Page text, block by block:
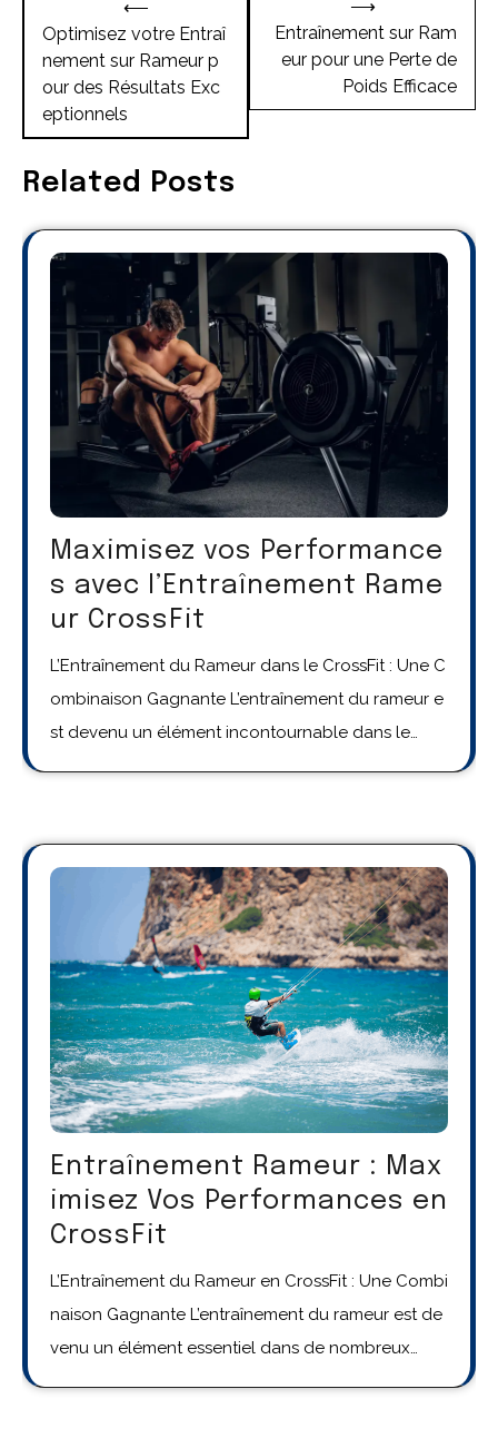
de
l’article
⟵
Optimisez votre Entraî
nement sur Rameur p
our des Résultats Exc
eptionnels
Entraînement sur Ram
eur pour une Perte de
Poids Efficace
⟶
Related Posts
Maximisez vos Performance
s avec l’Entraînement Rame
ur CrossFit
L’Entraînement du Rameur dans le CrossFit : Une C
ombinaison Gagnante L’entraînement du rameur e
st devenu un élément incontournable dans le…
Entraînement Rameur : Max
imisez Vos Performances en
CrossFit
L’Entraînement du Rameur en CrossFit : Une Combi
naison Gagnante L’entraînement du rameur est de
venu un élément essentiel dans de nombreux…